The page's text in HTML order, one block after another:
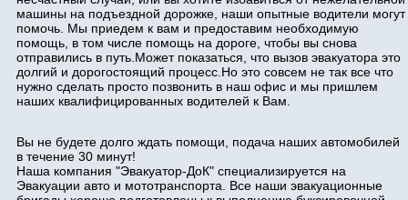
машины на подъездной дорожке, наши опытные водители могут
помочь. Мы приедем к вам и предоставим необходимую
помощь, в том числе помощь на дороге, чтобы вы снова
отправились в путь.Может показаться, что вызов эвакуатора это
долгий и дорогостоящий процесс.Но это совсем не так все что
нужно сделать просто позвонить в наш офис и мы пришлем
наших квалифицированных водителей к Вам.
Вы не будете долго ждать помощи, подача наших автомобилей
в течение 30 минут!
Наша компания "Эвакуатор-ДоК" специализируется на
Эвакуации авто и мототранспорта. Все наши эвакуационные